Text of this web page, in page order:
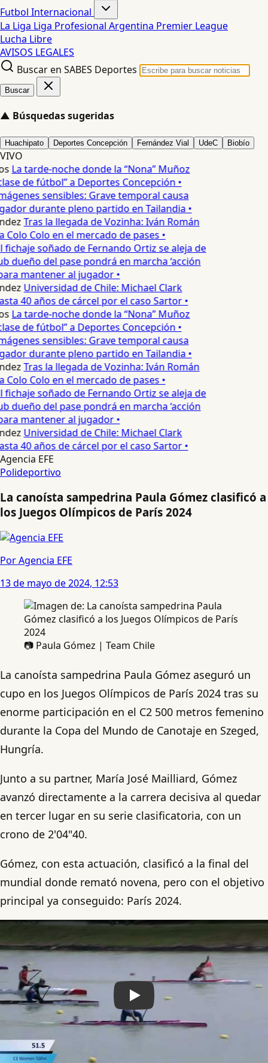
Futbol Internacional
La Liga Liga Profesional Argentina Premier League
Lucha Libre
AVISOS LEGALES
Buscar en SABES Deportes
Buscar
▲ Búsquedas sugeridas
Huachipato Deportes Concepción Fernández Vial UdeC Biobío
VIVO
La tarde-noche donde la “Nona” Muñoz
de fútbol” a Deportes Concepción •
sensibles: Grave temporal causa
durante pleno partido en Tailandia •
Tras la llegada de Vozinha: Iván Román
Colo en el mercado de pases •
fichaje soñado de Fernando Ortiz se aleja de
dueño del pase pondrá en marcha ‘acción
mantener al jugador •
Universidad de Chile: Michael Clark
40 años de cárcel por el caso Sartor •
La tarde-noche donde la “Nona” Muñoz
de fútbol” a Deportes Concepción •
sensibles: Grave temporal causa
durante pleno partido en Tailandia •
Tras la llegada de Vozinha: Iván Román
Colo en el mercado de pases •
fichaje soñado de Fernando Ortiz se aleja de
dueño del pase pondrá en marcha ‘acción
mantener al jugador •
Universidad de Chile: Michael Clark
40 años de cárcel por el caso Sartor •
Agencia EFE
Polideportivo
La canoísta sampedrina Paula Gómez clasificó a
los Juegos Olímpicos de París 2024
Por Agencia EFE
13 de mayo de 2024, 12:53
📷 Paula Gómez | Team Chile
La canoísta sampedrina Paula Gómez aseguró un
cupo en los Juegos Olímpicos de París 2024 tras su
enorme participación en el C2 500 metros femenino
durante la Copa del Mundo de Canotaje en Szeged,
Hungría.
Junto a su partner, María José Mailliard, Gómez
avanzó directamente a la carrera decisiva al quedar
en tercer lugar en su serie clasificatoria, con un
crono de 2'04"40.
Gómez, con esta actuación, clasificó a la final del
mundial donde remató novena, pero con el objetivo
principal ya conseguido: París 2024.